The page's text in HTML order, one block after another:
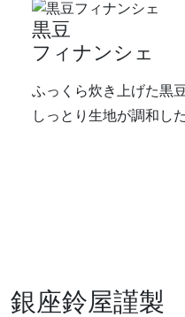
黒豆
フィナンシェ
ふっくら炊き上げた黒
しっとり生地が調和し
銀座鈴屋謹製